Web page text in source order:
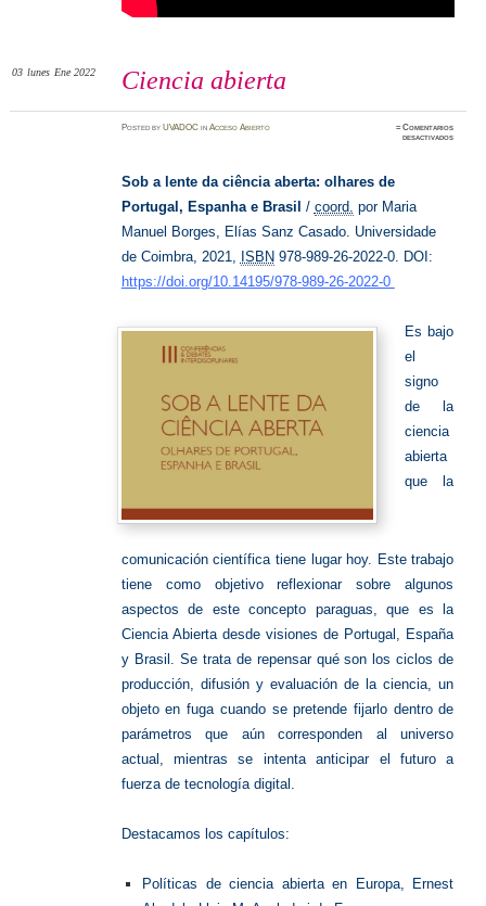
Ciencia abierta
03 lunes Ene 2022
PostedbyUVADOC inAcceso Abierto ≈Comentarios
desactivadosen
Sob a lente da ciência aberta: olhares de
Portugal, Espanha e Brasil / coord. por Maria
Manuel Borges, Elías Sanz Casado. Universidade
de Coimbra, 2021, ISBN 978-989-26-2022-0. DOI:
https://doi.org/10.14195/978-989-26-2022-0
Es bajo
el
signo
de la
ciencia
abierta
que la
comunicación científica tiene lugar hoy.
Este trabajo
tiene como objetivo reflexionar sobre algunos
aspectos de este concepto paraguas, que es la
Ciencia Abierta desde visiones de Portugal, España
y Brasil.
Se trata de repensar qué son los ciclos de
producción, difusión y evaluación de la ciencia, un
objeto en fuga cuando se pretende fijarlo dentro de
parámetros que aún corresponden al universo
actual, mientras se intenta anticipar el futuro a
fuerza de tecnología digital.
Destacamos los capítulos:
Políticas de ciencia abierta en Europa, Ernest